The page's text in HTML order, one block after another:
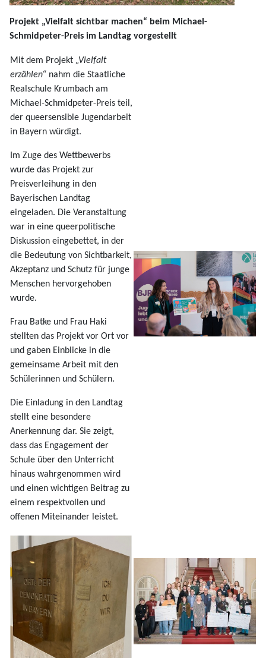
Projekt „Vielfalt sichtbar machen“ beim Michael-
Schmidpeter-Preis im Landtag vorgestellt
Mit dem Projekt „Vielfalt
erzählen“ nahm die Staatliche
Realschule Krumbach am
Michael-Schmidpeter-Preis teil,
der queersensible Jugendarbeit
in Bayern würdigt.
Im Zuge des Wettbewerbs
wurde das Projekt zur
Preisverleihung in den
Bayerischen Landtag
eingeladen. Die Veranstaltung
war in eine queerpolitische
Diskussion eingebettet, in der
die Bedeutung von Sichtbarkeit,
Akzeptanz und Schutz für junge
Menschen hervorgehoben
wurde.
Frau Batke und Frau Haki
stellten das Projekt vor Ort vor
und gaben Einblicke in die
gemeinsame Arbeit mit den
Schülerinnen und Schülern.
Die Einladung in den Landtag
stellt eine besondere
Anerkennung dar. Sie zeigt,
dass das Engagement der
Schule über den Unterricht
hinaus wahrgenommen wird
und einen wichtigen Beitrag zu
einem respektvollen und
offenen Miteinander leistet.